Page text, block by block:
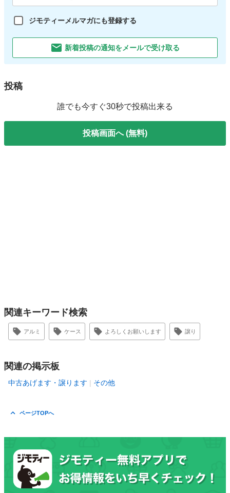
ジモティーメルマガにも登録する
新着投稿の通知をメールで受け取る
投稿
誰でも今すぐ30秒で投稿出来る
投稿画面へ (無料)
関連キーワード検索
アルミ ケース よろしくお願いします 譲り
関連の掲示板
中古あげます・譲ります その他
ページTOPへ